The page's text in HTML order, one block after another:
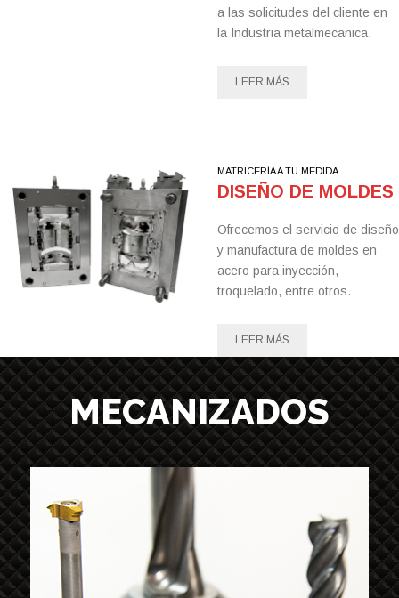
a las solicitudes del cliente en
la Industria metalmecanica.
LEER MÁS
MATRICERÍA A TU MEDIDA
DISEÑO DE MOLDES
Ofrecemos el servicio de diseño
y manufactura de moldes en
acero para inyección,
troquelado, entre otros.
LEER MÁS
MECANIZADOS